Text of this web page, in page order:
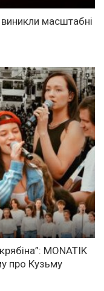
виникли масштабні
MONATIK
про Кузьму